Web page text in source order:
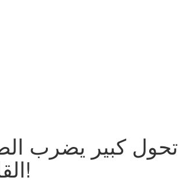
تحول كبير يضرب
القابلة للاستبدال تعود إلى الساحة!